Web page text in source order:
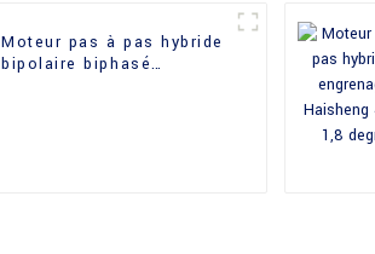
Moteur pas à pas hybride
bipolaire biphasé